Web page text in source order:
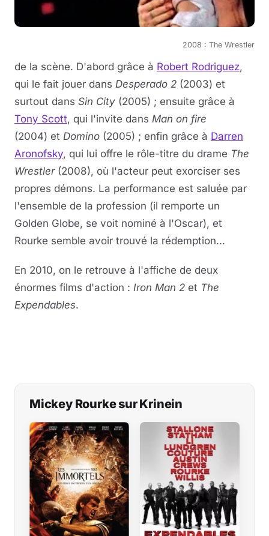
2008 : The Wrestler
de la scène. D'abord grâce à Robert Rodriguez,
qui le fait jouer dans Desperado 2 (2003) et
surtout dans Sin City (2005) ; ensuite grâce à
Tony Scott, qui l'invite dans Man on fire
(2004) et Domino (2005) ; enfin grâce à Darren
Aronofsky, qui lui offre le rôle-titre du drame The
Wrestler(2008), où l'acteur peut exorciser ses
propres démons. La performance est saluée par
l'ensemble de la profession (il remporte un
Golden Globe, se voit nominé à l'Oscar), et
Rourke semble avoir trouvé la rédemption...
En 2010, on le retrouve à l'affiche de deux
énormes films d'action : Iron Man 2 et The
Expendables.
Mickey Rourke sur Krinein